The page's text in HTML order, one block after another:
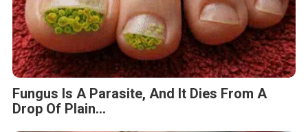
Fungus Is A Parasite, And It Dies From A
Drop Of Plain...